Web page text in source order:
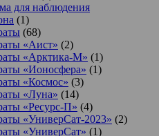
для наблюдения
(1)
(68)
«Аист» (2)
«Арктика-М» (1)
«Ионосфера» (1)
«Космос» (3)
«Луна» (14)
«Ресурс-П» (4)
«УниверСат-2023» (2)
«УниверСат» (1)